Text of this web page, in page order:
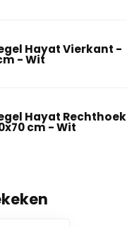
Hayat Vierkant -
- Wit
Hayat Rechthoek
cm - Wit